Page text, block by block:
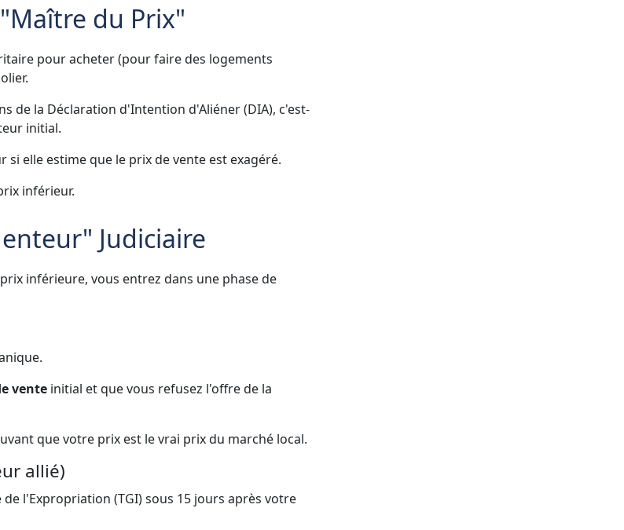
du Prix"
pour acheter (pour faire des logements
de la Déclaration d'Intention d'Aliéner (DIA), c'est-
initial.
elle estime que le prix de vente est exagéré.
inférieur.
Judiciaire
inférieure, vous entrez dans une phase de
vente initial et que vous refusez l'offre de la
que votre prix est le vrai prix du marché local.
allié)
l'Expropriation (TGI) sous 15 jours après votre